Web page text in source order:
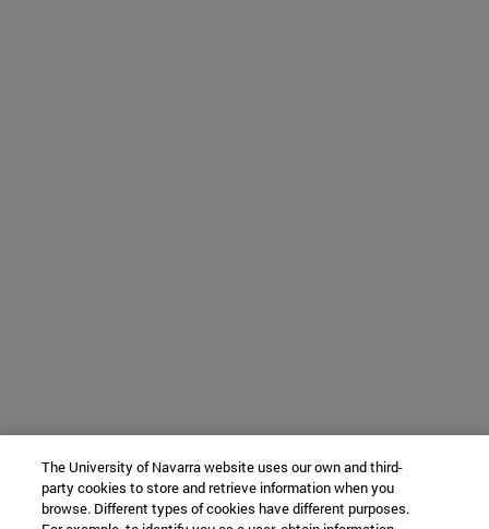
The University of Navarra website uses our own and third-
party cookies to store and retrieve information when you
browse. Different types of cookies have different purposes.